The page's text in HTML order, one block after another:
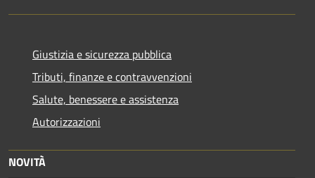
Giustizia e sicurezza pubblica
Tributi, finanze e contravvenzioni
Salute, benessere e assistenza
Autorizzazioni
NOVITÀ